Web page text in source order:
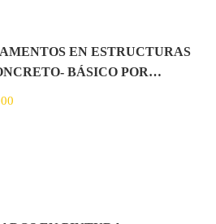
EN ESTRUCTURAS
BÁSICO POR